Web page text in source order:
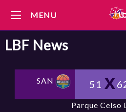
MENU
LBF News
SAN 51
Parque Celso